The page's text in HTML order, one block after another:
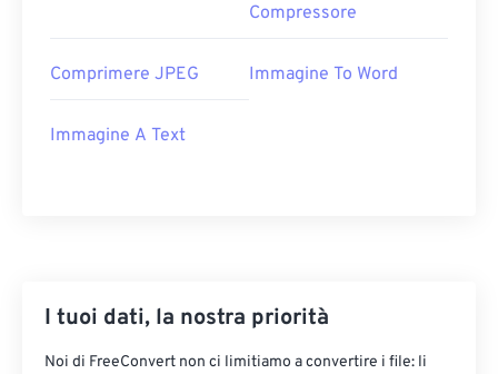
Compressore
Comprimere JPEG Immagine To Word
Immagine A Text
I tuoi dati, la nostra priorità
Noi di FreeConvert non ci limitiamo a convertire i file: li